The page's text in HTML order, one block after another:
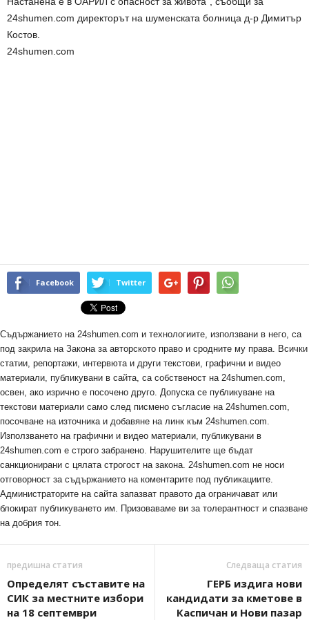
24shumen.com директорът на шуменската болница д-р Димитър
Костов.
24shumen.com
Facebook Twitter
Съдържанието на 24shumen.com и технологиите, използвани в него, са
под закрила на Закона за авторското право и сродните му права. Всички
статии, репортажи, интервюта и други текстови, графични и видео
материали, публикувани в сайта, са собственост на 24shumen.com,
освен, ако изрично е посочено друго. Допуска се публикуване на
текстови материали само след писмено съгласие на 24shumen.com,
посочване на източника и добавяне на линк към 24shumen.com.
Използването на графични и видео материали, публикувани в
24shumen.com е строго забранено. Нарушителите ще бъдат
санкционирани с цялата строгост на закона. 24shumen.com не носи
отговорност за съдържанието на коментарите под публикациите.
Администраторите на сайта запазват правото да ограничават или
блокират публикуването им. Призоваваме ви за толерантност и спазване
на добрия тон.
предишна статия
Определят съставите на
СИК за местните избори
на 18 септември
Следваща статия
ГЕРБ издига нови
кандидати за кметове в
Каспичан и Нови пазар